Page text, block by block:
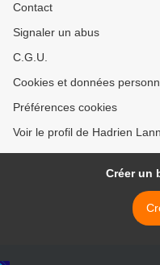
Contact
Signaler un abus
C.G.U.
Cookies et données
Préférences cookies
Voir le profil de Hadrien
Créer un